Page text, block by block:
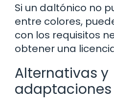
Si un daltónico no
entre colores,
con los requisitos
obtener una
Alternativas y
adaptaciones